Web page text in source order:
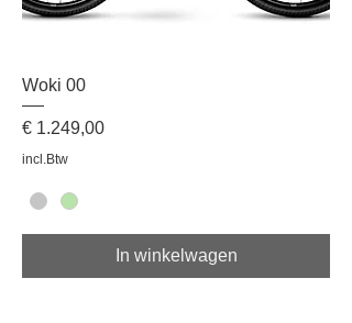
Woki 00
Prijs
€ 1.249,00
incl.Btw
In winkelwagen